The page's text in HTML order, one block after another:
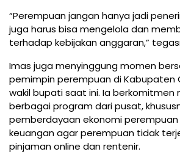
“Perempuan jangan hanya jadi
juga harus bisa mengelola dan
terhadap kebijakan anggaran,”
Imas juga menyinggung momen
pemimpin perempuan di Kabupaten
wakil bupati saat ini. Ia berkomitmen
berbagai program dari pusat,
pemberdayaan ekonomi
keuangan agar perempuan tidak
pinjaman online dan rentenir.